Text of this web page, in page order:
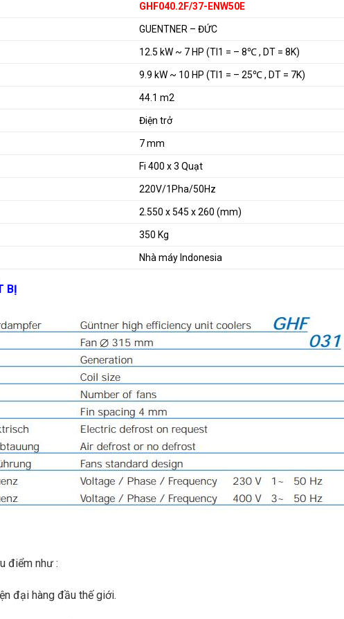
GHF040.2F/37-ENW50E
GUENTNER – ĐỨC
12.5 kW ~ 7 HP (Tl1 = – 8℃ , DT = 8K)
9.9 kW ~ 10 HP (Tl1 = – 25℃ , DT = 7K)
44.1 m2
Điện trở
7 mm
Fi 400 x 3 Quạt
220V/1Pha/50Hz
2.550 x 545 x 260 (mm)
350 Kg
Nhà máy Indonesia
BỊ
điểm như :
đại hàng đầu thế giới.